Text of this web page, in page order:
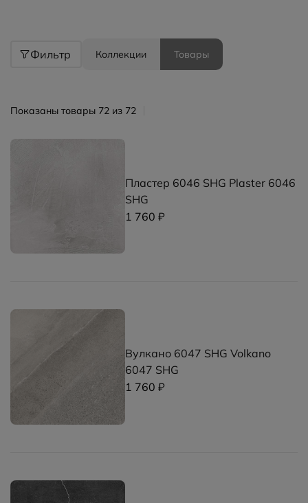
Фильтр Коллекции Товары
Показаны товары 72 из 72
Пластер 6046 SHG Plaster 6046
SHG
1 760 ₽
Вулкано 6047 SHG Volkano
6047 SHG
1 760 ₽